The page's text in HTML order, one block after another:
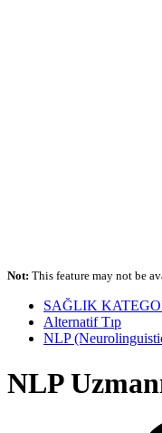
Not: This feature may not be
SAĞLIK
Alternatif Tıp
NLP
NLP